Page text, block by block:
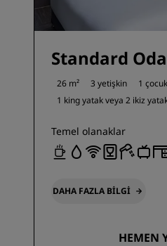
Standard Oda
26 m² 3 yetişkin
1
1 king yatak veya 2 ikiz
Temel olanaklar
DAHA FAZLA BILGI
HEMEN